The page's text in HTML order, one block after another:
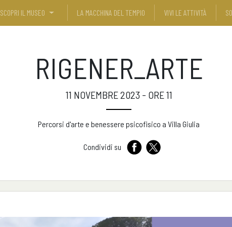
SCOPRI IL MUSEO LA MACCHINA DEL TEMPIO VIVI LE ATTIVITÀ
RIGENER_ARTE
11 NOVEMBRE 2023 - ORE 11
Percorsi d'arte e benessere psicofisico a Villa Giulia
Condividi su